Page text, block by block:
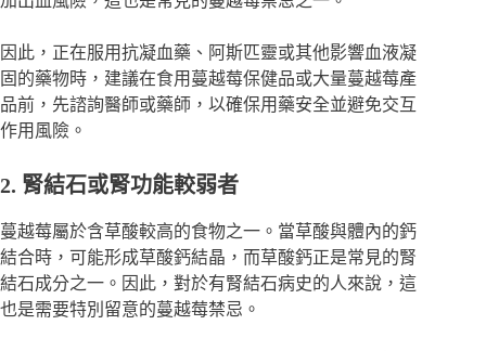
因此，正在服用抗凝血藥、阿斯匹靈或其他影響血液凝
固的藥物時，建議在食用蔓越莓保健品或大量蔓越莓產
品前，先諮詢醫師或藥師，以確保用藥安全並避免交互
作用風險。
2. 腎結石或腎功能較弱者
蔓越莓屬於含草酸較高的食物之一。當草酸與體內的鈣
結合時，可能形成草酸鈣結晶，而草酸鈣正是常見的腎
結石成分之一。因此，對於有腎結石病史的人來說，這
也是需要特別留意的蔓越莓禁忌。